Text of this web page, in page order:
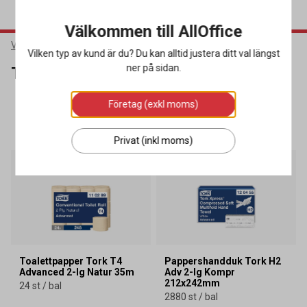
Varumärken
Tork
SORTERA
317 produkter
Toalettpapper Tork T4
Advanced 2-lg Natur 35m
24 st / bal
Pappershandduk Tork H2
Adv 2-lg Kompr
212x242mm
2880 st / bal
Välkommen till AllOffice
Vilken typ av kund är du? Du kan alltid justera ditt val längst
ner på sidan.
Företag (exkl moms)
Privat (inkl moms)